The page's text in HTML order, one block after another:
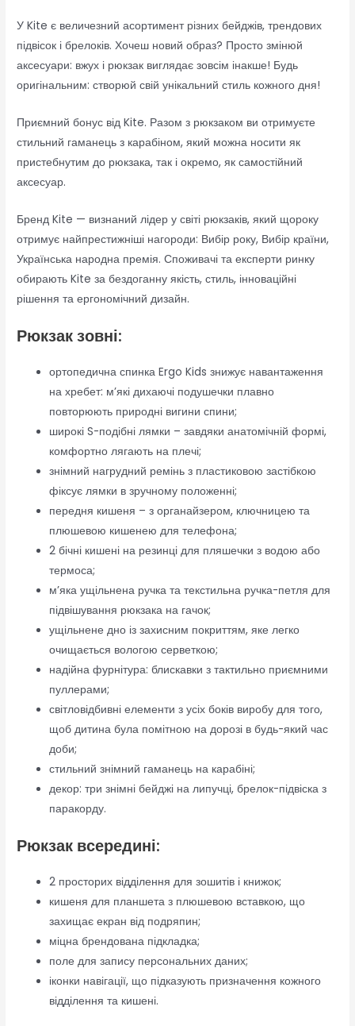
У Kite є величезний асортимент різних бейджів, трендових
підвісок і брелоків. Хочеш новий образ? Просто змінюй
аксесуари: вжух і рюкзак виглядає зовсім інакше! Будь
оригінальним: створюй свій унікальний стиль кожного дня!
Приємний бонус від Kite. Разом з рюкзаком ви отримуєте
стильний гаманець з карабіном, який можна носити як
пристебнутим до рюкзака, так і окремо, як самостійний
аксесуар.
Бренд Kite — визнаний лідер у світі рюкзаків, який щороку
отримує найпрестижніші нагороди: Вибір року, Вибір країни,
Українська народна премія. Споживачі та експерти ринку
обирають Kite за бездоганну якість, стиль, інноваційні
рішення та ергономічний дизайн.
Рюкзак зовні:
ортопедична спинка Ergo Kids знижує навантаження
на хребет: м’які дихаючі подушечки плавно
повторюють природні вигини спини;
широкі S-подібні лямки – завдяки анатомічній формі,
комфортно лягають на плечі;
знімний нагрудний ремінь з пластиковою застібкою
фіксує лямки в зручному положенні;
передня кишеня – з органайзером, ключницею та
плюшевою кишенею для телефона;
2 бічні кишені на резинці для пляшечки з водою або
термоса;
м’яка ущільнена ручка та текстильна ручка-петля для
підвішування рюкзака на гачок;
ущільнене дно із захисним покриттям, яке легко
очищається вологою серветкою;
надійна фурнітура: блискавки з тактильно приємними
пуллерами;
світловідбивні елементи з усіх боків виробу для того,
щоб дитина була помітною на дорозі в будь-який час
доби;
стильний знімний гаманець на карабіні;
декор: три знімні бейджі на липучці, брелок-підвіска з
паракорду.
Рюкзак всередині:
2 просторих відділення для зошитів і книжок;
кишеня для планшета з плюшевою вставкою, що
захищає екран від подряпин;
міцна брендована підкладка;
поле для запису персональних даних;
іконки навігації, що підказують призначення кожного
відділення та кишені.